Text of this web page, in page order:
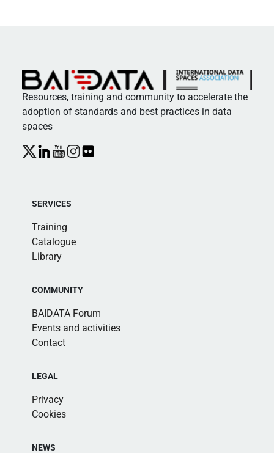
Resources, training and community to accelerate the
adoption of standards and best practices in data
spaces
SERVICES
Training
Catalogue
Library
COMMUNITY
BAIDATA Forum
Events and activities
Contact
LEGAL
Privacy
Cookies
NEWS